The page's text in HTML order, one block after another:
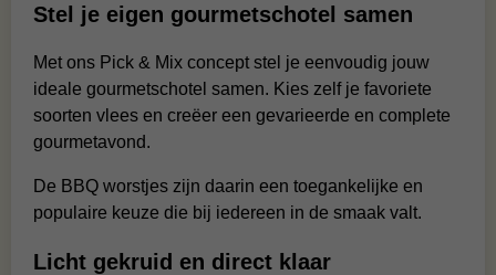
Stel je eigen gourmetschotel samen
Met ons Pick & Mix concept stel je eenvoudig jouw
ideale gourmetschotel samen. Kies zelf je favoriete
soorten vlees en creëer een gevarieerde en complete
gourmetavond.
De BBQ worstjes zijn daarin een toegankelijke en
populaire keuze die bij iedereen in de smaak valt.
Licht gekruid en direct klaar